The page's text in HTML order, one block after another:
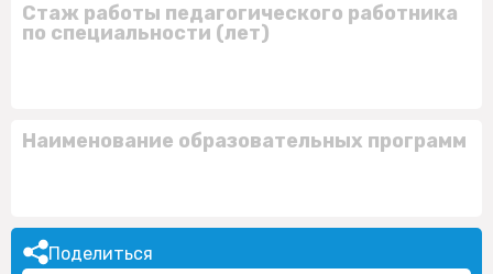
Стаж работы педагогического работника
по специальности (лет)
Наименование образовательных программ
Поделиться